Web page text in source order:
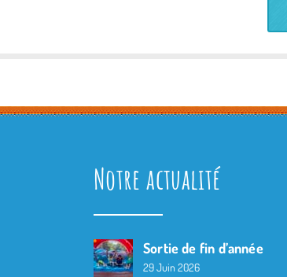
Notre actualité
Sortie de fin d’année
29 Juin 2026